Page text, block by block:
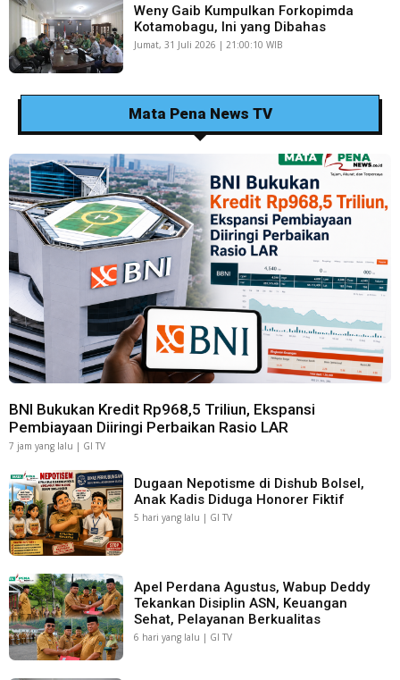
Weny Gaib Kumpulkan Forkopimda
Kotamobagu, Ini yang Dibahas
Jumat, 31 Juli 2026 | 21:00:10 WIB
Mata Pena News TV
BNI Bukukan Kredit Rp968,5 Triliun, Ekspansi
Pembiayaan Diiringi Perbaikan Rasio LAR
7 jam yang lalu | GI TV
Dugaan Nepotisme di Dishub Bolsel,
Anak Kadis Diduga Honorer Fiktif
5 hari yang lalu | GI TV
Apel Perdana Agustus, Wabup Deddy
Tekankan Disiplin ASN, Keuangan
Sehat, Pelayanan Berkualitas
6 hari yang lalu | GI TV